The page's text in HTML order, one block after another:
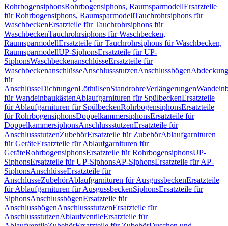
RohrbogensiphonsRohrbogensiphons, RaumsparmodellErsatzteile
für Rohrbogensiphons, RaumsparmodellTauchrohrsiphons für
WaschbeckenErsatzteile für Tauchrohrsiphons für
WaschbeckenTauchrohrsiphons für Waschbecken,
RaumsparmodellErsatzteile für Tauchrohrsiphons für Waschbecken,
RaumsparmodellUP-SiphonsErsatzteile für UP-
SiphonsWaschbeckenanschlüsseErsatzteile für
WaschbeckenanschlüsseAnschlussstutzenAnschlussbögen
für
AnschlüsseDichtungenLöthülsenStandrohreVerlängerungen
für WandeinbaukästenAblaufgarnituren für SpülbeckenErsatzteile
für Ablaufgarnituren für SpülbeckenRohrbogensiphonsErsatzteile
für RohrbogensiphonsDoppelkammersiphonsErsatzteile für
DoppelkammersiphonsAnschlussstutzenErsatzteile für
AnschlussstutzenZubehörErsatzteile für ZubehörAblaufgarnituren
für GeräteErsatzteile für Ablaufgarnituren für
GeräteRohrbogensiphonsErsatzteile für RohrbogensiphonsUP-
SiphonsErsatzteile für UP-SiphonsAP-SiphonsErsatzteile für AP-
SiphonsAnschlüsseErsatzteile für
AnschlüsseZubehörAblaufgarnituren für AusgussbeckenErsatzteile
für Ablaufgarnituren für AusgussbeckenSiphonsErsatzteile für
SiphonsAnschlussbögenErsatzteile für
AnschlussbögenAnschlussstutzenErsatzteile für
AnschlussstutzenAblaufventileErsatzteile für